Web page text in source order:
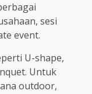
sesi
event.
U-shape,
Untuk
outdoor,